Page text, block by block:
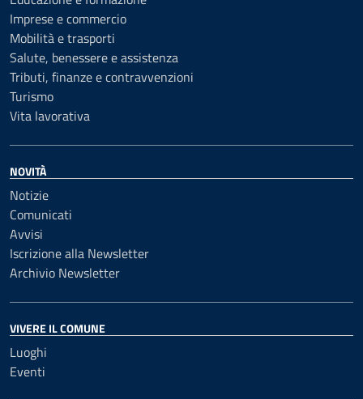
Imprese e commercio
Mobilità e trasporti
Salute, benessere e assistenza
Tributi, finanze e contravvenzioni
Turismo
Vita lavorativa
NOVITÀ
Notizie
Comunicati
Avvisi
Iscrizione alla Newsletter
Archivio Newsletter
VIVERE IL COMUNE
Luoghi
Eventi